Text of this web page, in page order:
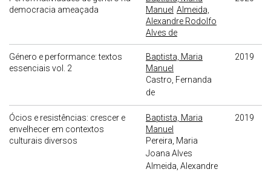
democracia ameaçada
Manuel Almeida,
Alexandre Rodolfo
Alves de
Género e performance: textos
essenciais vol. 2
Baptista, Maria
Manuel
Castro, Fernanda
de
2019
Ócios e resistências: crescer e
envelhecer em contextos
culturais diversos
Baptista, Maria
Manuel
Pereira, Maria
Joana Alves
Almeida, Alexandre
2019